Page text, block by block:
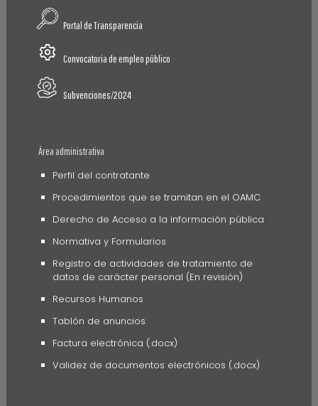
Portal de Transparencia
Convocatoria de empleo público
Subvenciones/2024
Área administrativa
Perfil del contratante
Procedimientos que se tramitan en el OAMC
Derecho de Acceso a la información pública
Normativa y Formularios
Registro de actividades de tratamiento de
datos de carácter personal (En revisión)
Recursos Humanos
Tablón de anuncios
Factura electrónica (.docx)
Validez de documentos electrónicos (.docx)